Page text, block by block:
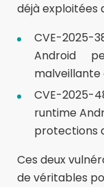
déjà exploitées
CVE-
Android
malveillante
CVE-2025-
runtime
protections
Ces deux
de véritables